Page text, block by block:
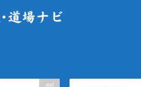
and